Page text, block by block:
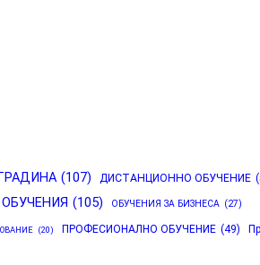
(107) ДИСТАНЦИОННО ОБУЧЕНИЕ
ОБУЧЕНИЯ (105) ОБУЧЕНИЯ ЗА БИЗНЕСА (27)
(20) ПРОФЕСИОНАЛНО ОБУЧЕНИЕ (49)